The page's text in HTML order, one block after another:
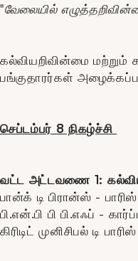
"வேலையில்
கல்வியறிவின்மை மற்றும்
பங்குதாரர்கள்
செப்டம்பர் 8 நிகழ்ச்சி
வட்ட அட்டவணை 1:
பான்க் டி பிரான்ஸ் -
பி.என்.பி பி பி.எஃப் -
கிரிடிட் முனிசிபல் டி